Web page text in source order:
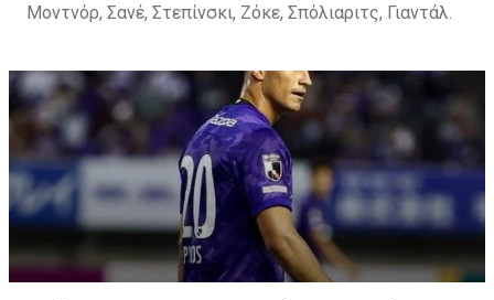
Μοντνόρ, Σανέ, Στεπίνσκι, Ζόκε, Σπόλιαριτς, Γιαντάλ.